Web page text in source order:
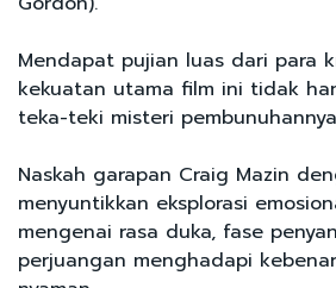
Mendapat pujian luas dari para
kekuatan utama film ini tidak
teka-teki misteri
Naskah garapan Craig Mazin
menyuntikkan eksplorasi
mengenai rasa duka, fase
perjuangan menghadapi